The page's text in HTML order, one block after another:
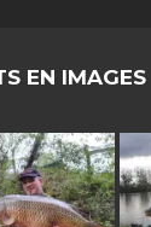
EN IMAGES